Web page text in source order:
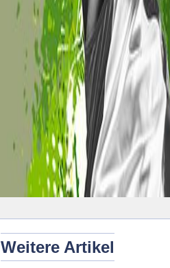
Weitere Artikel